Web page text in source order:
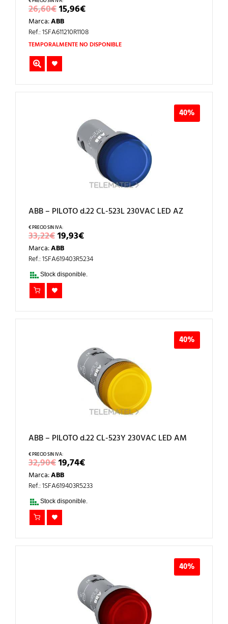
26,60€EL
PRECIO
ORIGINAL
ERA:
26,60€.
15,96€EL
PRECIO
ES:
15,96€.
Marca:ABB
Ref.: 1SFA611210R1108
TEMPORALMENTE NO DISPONIBLE
40%
ABB – PILOTO d.22 CL-523L 230VAC LED AZ
33,22€EL
PRECIO
ORIGINAL
ERA:
33,22€.
19,93€EL
PRECIO
ES:
Marca:ABB
Ref.: 1SFA619403R5234
Stock disponible.
40%
ABB – PILOTO d.22 CL-523Y 230VAC LED AM
32,90€EL
PRECIO
ORIGINAL
ERA:
32,90€.
19,74€EL
PRECIO
ES:
Marca:ABB
Ref.: 1SFA619403R5233
Stock disponible.
40%